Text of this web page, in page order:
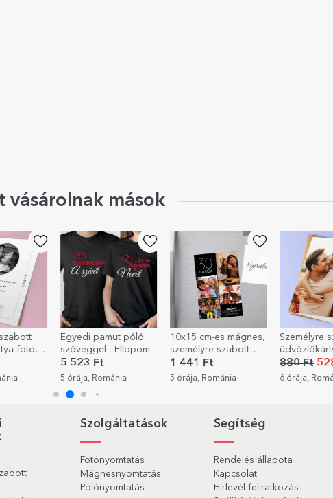
vásárolnak mások
pamut póló
- Ellopom
Románia
10x15 cm-es mágnes,
személyre szabott
szöveggel és 4
fotóval - Boldog
1 441 Ft
5 órája, Románia
-40%
Személyre szabott
üdvözlőkártya fotóval
880 Ft 528 Ft
6 órája, Románia
6
6
Szolgáltatások
Fotónyomtatás
Mágnesnyomtatás
Pólónyomtatás
Segítség
Rendelés állapota
Kapcsolat
Hírlevél feliratkozás